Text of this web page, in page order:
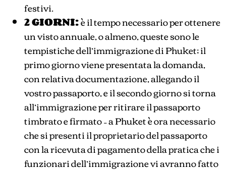
festivi.
2 GIORNI:è il tempo necessario per ottenere
un visto annuale, o almeno, queste sono le
tempistiche dell’immigrazione di Phuket; il
primo giorno viene presentata la domanda,
con relativa documentazione, allegando il
vostro passaporto, e il secondo giorno si torna
all’immigrazione per ritirare il passaporto
timbrato e firmato – a Phuket è ora necessario
che si presenti il proprietario del passaporto
con la ricevuta di pagamento della pratica che i
funzionari dell’immigrazione vi avranno fatto